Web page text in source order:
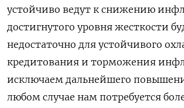
устойчиво ведут к снижению
достигнутого уровня жесткости
недостаточно для устойчивого
кредитования и торможения
исключаем дальнейшего
любом случае нам потребуется